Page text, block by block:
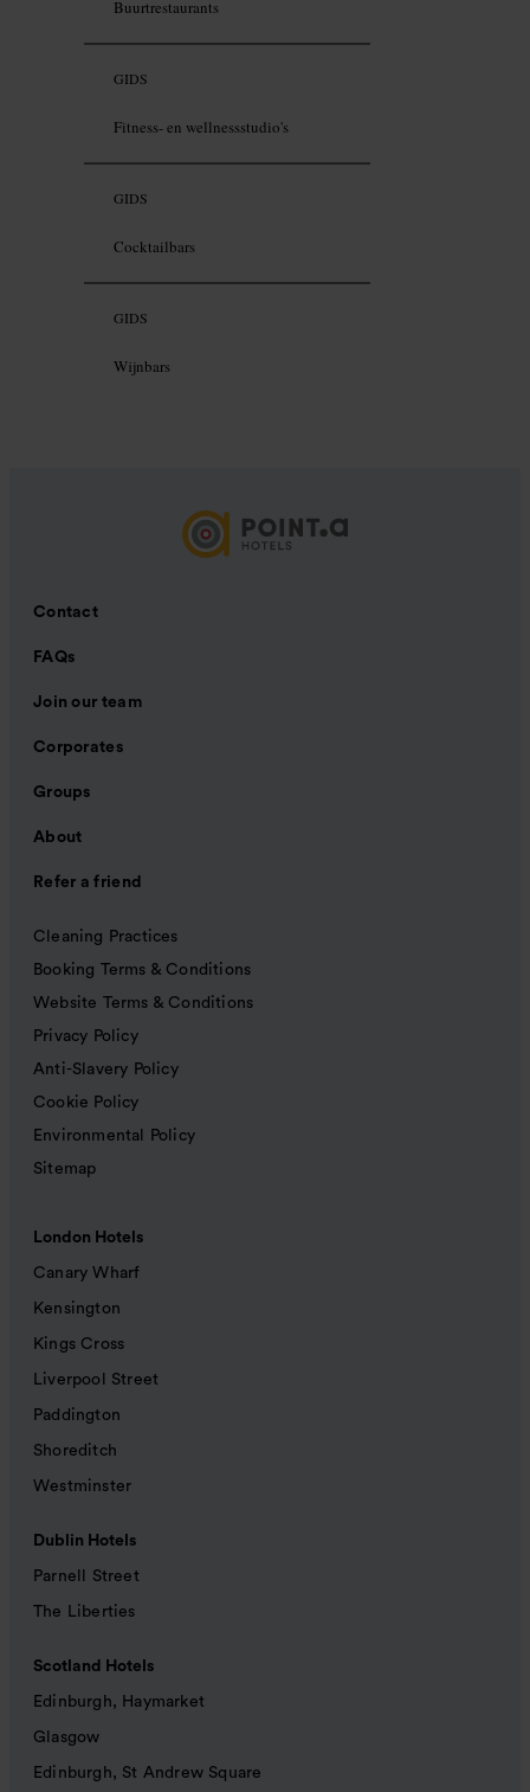
Buurtrestaurants
GIDS
Fitness- en wellnessstudio's
GIDS
Cocktailbars
GIDS
Wijnbars
Contact
FAQs
Join our team
Corporates
Groups
About
Refer a friend
Cleaning Practices
Booking Terms & Conditions
Website Terms & Conditions
Privacy Policy
Anti-Slavery Policy
Cookie Policy
Environmental Policy
Sitemap
London Hotels
Canary Wharf
Kensington
Kings Cross
Liverpool Street
Paddington
Shoreditch
Westminster
Dublin Hotels
Parnell Street
The Liberties
Scotland Hotels
Edinburgh, Haymarket
Glasgow
Edinburgh, St Andrew Square